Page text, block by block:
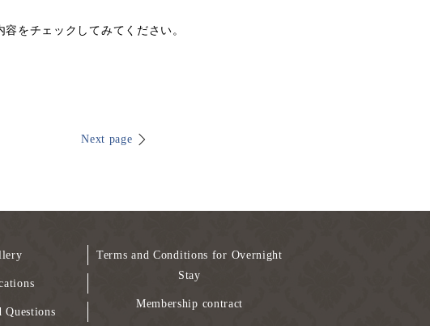
容をチェックしてみてください。
Next page
Questions
Terms and Conditions for Overnight
Stay
Membership contract